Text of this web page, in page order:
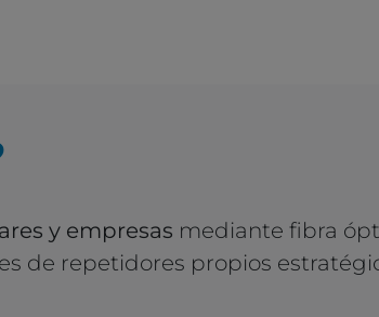
y empresas mediante fibra
de repetidores propios